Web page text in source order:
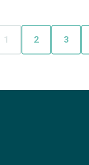
1 2 3